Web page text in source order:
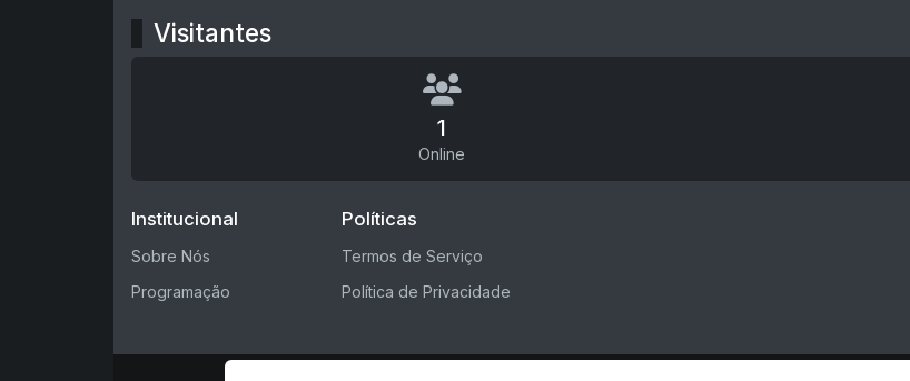
Visitantes
1
Online
Institucional
Sobre Nós
Programação
Políticas
Termos de Serviço
Política de Privacidade